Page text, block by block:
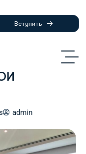
Вступить
admin